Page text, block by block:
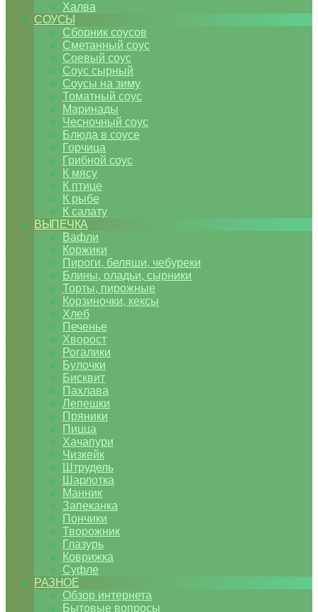
Халва
СОУСЫ
Сборник соусов
Сметанный соус
Соевый соус
Соус сырный
Соусы на зиму
Томатный соус
Маринады
Чесночный соус
Блюда в соусе
Горчица
Грибной соус
К мясу
К птице
К рыбе
К салату
ВЫПЕЧКА
Вафли
Коржики
Пироги, беляши, чебуреки
Блины, оладьи, сырники
Торты, пирожные
Корзиночки, кексы
Хлеб
Печенье
Хворост
Рогалики
Булочки
Бисквит
Пахлава
Лепешки
Пряники
Пицца
Хачапури
Чизкейк
Штрудель
Шарлотка
Манник
Запеканка
Пончики
Творожник
Глазурь
Коврижка
Суфле
РАЗНОЕ
Обзор интернета
Бытовые вопросы